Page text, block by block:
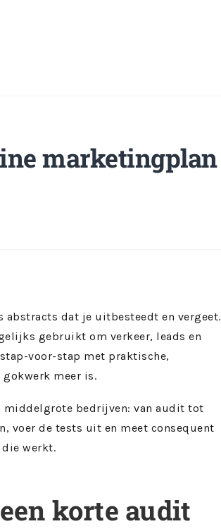
marketingplan
dat je uitbesteedt en vergeet.
gebruikt om verkeer, leads en
voor-stap met praktische,
meer is.
middelgrote bedrijven: van audit tot
voer de tests uit en meet consequent
werkt.
korte audit